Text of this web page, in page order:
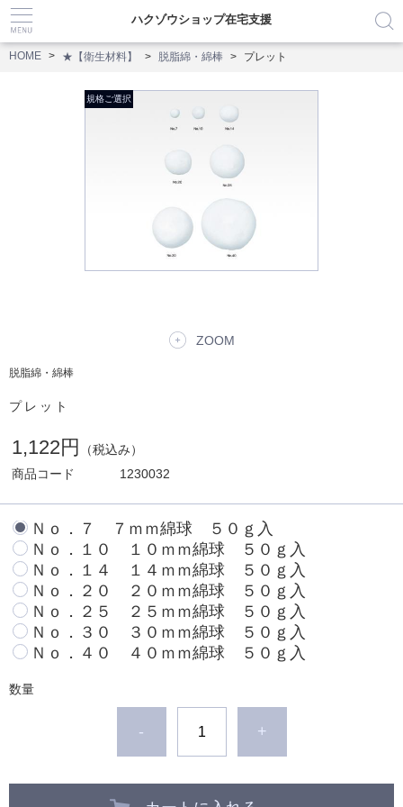
ハクゾウショップ在宅支援
HOME ★【衛生材料】 脱脂綿・綿棒 プレット
ZOOM
脱脂綿・綿棒
プレット
1,122円
（税込み）
商品コード
1230032
Ｎｏ．７ ７ｍｍ綿球 ５０ｇ入
Ｎｏ．１０ １０ｍｍ綿球 ５０ｇ入
Ｎｏ．１４ １４ｍｍ綿球 ５０ｇ入
Ｎｏ．２０ ２０ｍｍ綿球 ５０ｇ入
Ｎｏ．２５ ２５ｍｍ綿球 ５０ｇ入
Ｎｏ．３０ ３０ｍｍ綿球 ５０ｇ入
Ｎｏ．４０ ４０ｍｍ綿球 ５０ｇ入
数量
- +